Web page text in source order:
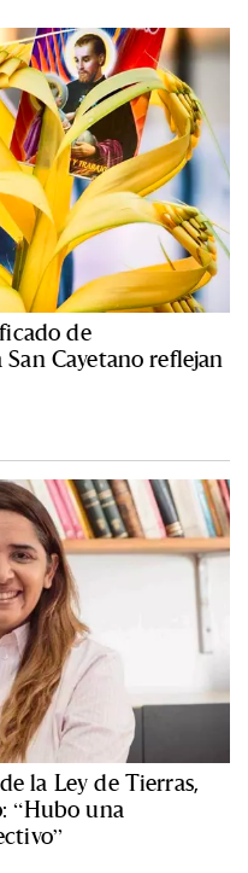
de
Cayetano reflejan
la Ley de Tierras,
“Hubo una